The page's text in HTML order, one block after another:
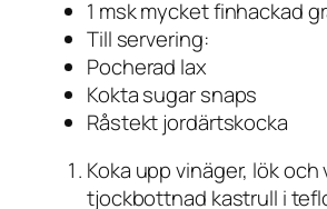
1 msk mycket finhackad
Till servering:
Pocherad lax
Kokta sugar snaps
Råstekt jordärtskocka
Koka upp vinäger, lök och
tjockbottnad kastrull i